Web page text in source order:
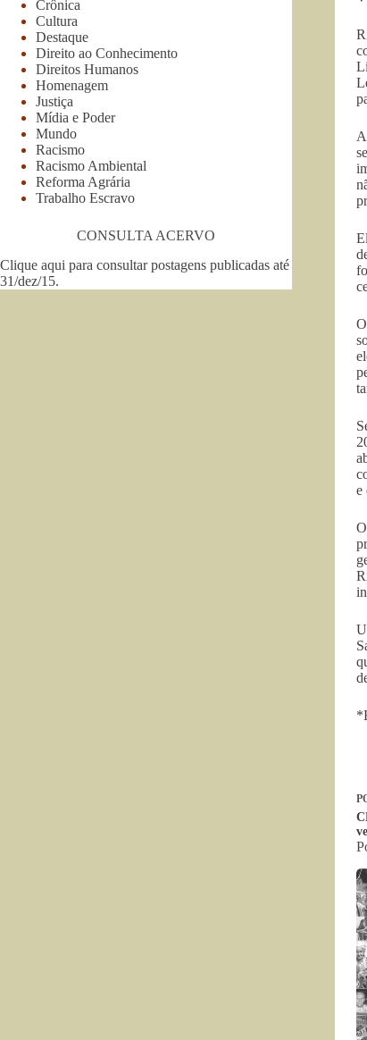
e
Crônica
Cultura
Destaque
Direito ao Conhecimento
Direitos Humanos
Homenagem
Justiça
Mídia e Poder
Mundo
Racismo
Racismo Ambiental
Reforma Agrária
Trabalho Escravo
CONSULTA ACERVO
Clique aqui para consultar postagens publicadas até
31/dez/15.